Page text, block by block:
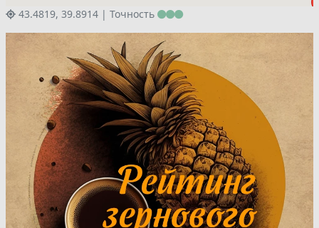
43.4819, 39.8914 | Точность